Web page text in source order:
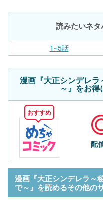
読みたいネ
1~5話
漫画『大正シンデレ
～』をお
おすすめ
配
漫画『大正シンデレラ～
で～』を読めるその他の